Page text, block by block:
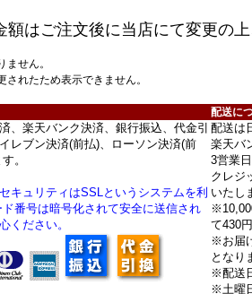
額はご注文後に当店にて変更の
ません。
れたため表示できません。
配送に
、楽天バンク決済、銀行振込、代金引
レブン決済(前払)、ローソン決済(前
。
キュリティはSSLというシステムを利
番号は暗号化されて安全に送信され
ください。
配送は
楽天バ
3営業
クレジ
いたし
て430
※お届
となり
※配送
※土曜